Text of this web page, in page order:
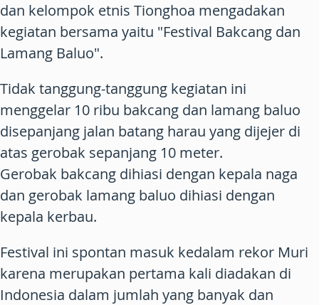
dan kelompok etnis Tionghoa mengadakan
kegiatan bersama yaitu "Festival Bakcang dan
Lamang Baluo".
Tidak tanggung-tanggung kegiatan ini
menggelar 10 ribu bakcang dan lamang baluo
disepanjang jalan batang harau yang dijejer di
atas gerobak sepanjang 10 meter.
Gerobak bakcang dihiasi dengan kepala naga
dan gerobak lamang baluo dihiasi dengan
kepala kerbau.
Festival ini spontan masuk kedalam rekor Muri
karena merupakan pertama kali diadakan di
Indonesia dalam jumlah yang banyak dan